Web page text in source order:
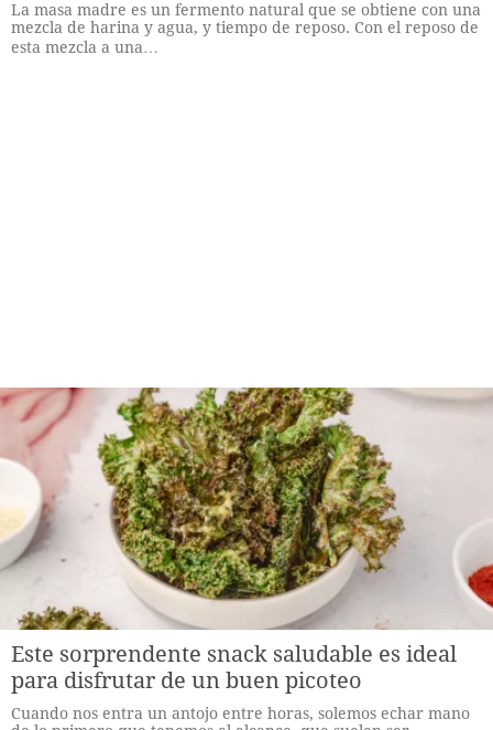
La masa madre es un fermento natural que se obtiene con una
mezcla de harina y agua, y tiempo de reposo. Con el reposo de
esta mezcla a una…
Este sorprendente snack saludable es ideal
para disfrutar de un buen picoteo
Cuando nos entra un antojo entre horas, solemos echar mano